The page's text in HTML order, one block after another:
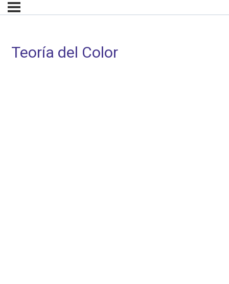
Teoría del Color